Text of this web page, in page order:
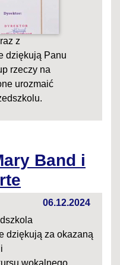
z
dziękują Panu
rzeczy na
urozmaić
Band i
06.12.2024
dziękują za okazaną